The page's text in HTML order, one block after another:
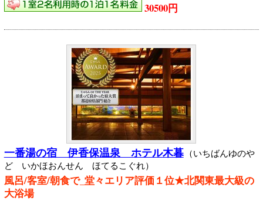
30500円
一番湯の宿 伊香保温泉 ホテル木暮 （いちばんゆのや
ど いかほおんせん ほてるこぐれ）
風呂/客室/朝食で_堂々エリア評価１位★北関東最大級の
大浴場